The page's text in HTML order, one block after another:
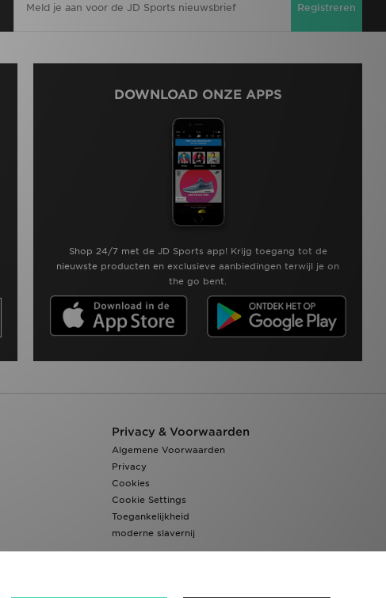
Registreren
DOWNLOAD ONZE APPS
Shop 24/7 met de JD Sports app! Krijg toegang tot de
nieuwste producten en exclusieve aanbiedingen terwijl je on
the go bent.
Privacy & Voorwaarden
Algemene Voorwaarden
Privacy
Cookies
Cookie Settings
Toegankelijkheid
moderne slavernij